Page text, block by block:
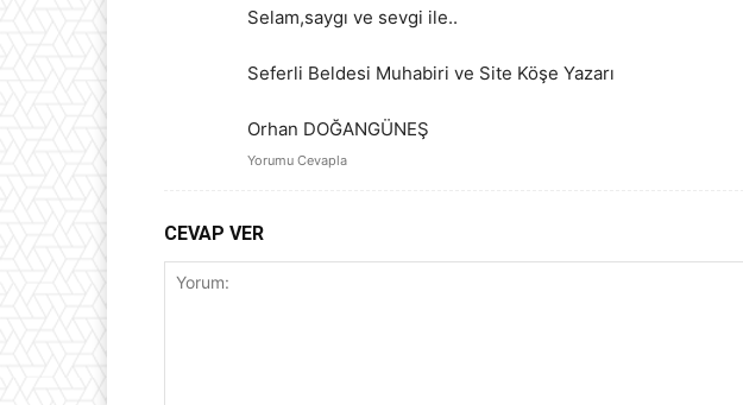
Selam,saygı ve sevgi ile..
Seferli Beldesi Muhabiri ve Site Köşe Yazarı
Orhan DOĞANGÜNEŞ
Yorumu Cevapla
CEVAP VER